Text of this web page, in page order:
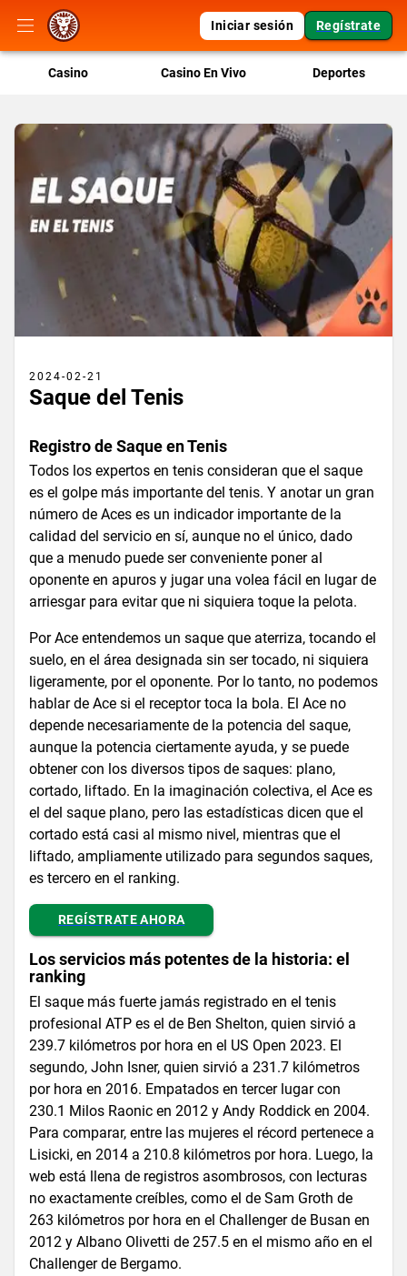
Iniciar sesión Regístrate
Casino Casino En Vivo Deportes
2024-02-21
Saque del Tenis
Registro de Saque en Tenis
Todos los expertos en tenis consideran que el saque
es el golpe más importante del tenis. Y anotar un gran
número de Aces es un indicador importante de la
calidad del servicio en sí, aunque no el único, dado
que a menudo puede ser conveniente poner al
oponente en apuros y jugar una volea fácil en lugar de
arriesgar para evitar que ni siquiera toque la pelota.
Por Ace entendemos un saque que aterriza, tocando el
suelo, en el área designada sin ser tocado, ni siquiera
ligeramente, por el oponente. Por lo tanto, no podemos
hablar de Ace si el receptor toca la bola. El Ace no
depende necesariamente de la potencia del saque,
aunque la potencia ciertamente ayuda, y se puede
obtener con los diversos tipos de saques: plano,
cortado, liftado. En la imaginación colectiva, el Ace es
el del saque plano, pero las estadísticas dicen que el
cortado está casi al mismo nivel, mientras que el
liftado, ampliamente utilizado para segundos saques,
es tercero en el ranking.
REGÍSTRATE AHORA
Los servicios más potentes de la historia: el
ranking
El saque más fuerte jamás registrado en el tenis
profesional ATP es el de Ben Shelton, quien sirvió a
239.7 kilómetros por hora en el US Open 2023. El
segundo, John Isner, quien sirvió a 231.7 kilómetros
por hora en 2016. Empatados en tercer lugar con
230.1 Milos Raonic en 2012 y Andy Roddick en 2004.
Para comparar, entre las mujeres el récord pertenece a
Lisicki, en 2014 a 210.8 kilómetros por hora. Luego, la
web está llena de registros asombrosos, con lecturas
no exactamente creíbles, como el de Sam Groth de
263 kilómetros por hora en el Challenger de Busan en
2012 y Albano Olivetti de 257.5 en el mismo año en el
Challenger de Bergamo.